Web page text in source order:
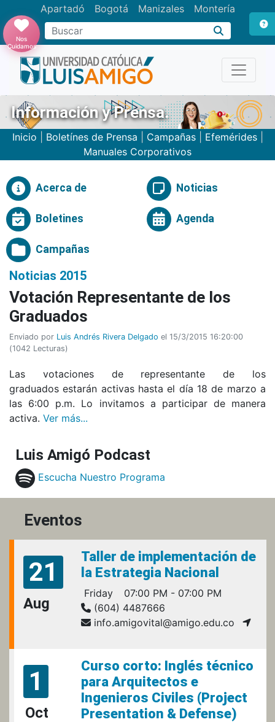
Apartadó Bogotá Manizales Montería
Buscar
Nos
Cuidamos
Información y Prensa.
Inicio Boletínes de Prensa Campañas| Efemérides|
Manuales Corporativos
Acerca de Noticias
Boletines Agenda
Campañas
Noticias 2015
Votación Representante de los
Graduados
Enviado por Luis Andrés Rivera Delgado el 15/3/2015 16:20:00
(1042 Lecturas)
Las votaciones de representante de los
graduados estarán activas hasta el día 18 de marzo a
las 6:00 p.m. Lo invitamos a participar de manera
activa. Ver más...
Luis Amigó Podcast
Escucha Nuestro Programa
Eventos
21
Aug
Taller de implementación de
la Estrategia Nacional
Friday
07:00 PM - 07:00 PM
(604) 4487666
info.amigovital@amigo.edu.co
1
Oct
Curso corto: Inglés técnico
para Arquitectos e
Ingenieros Civiles (Project
Presentation & Defense)